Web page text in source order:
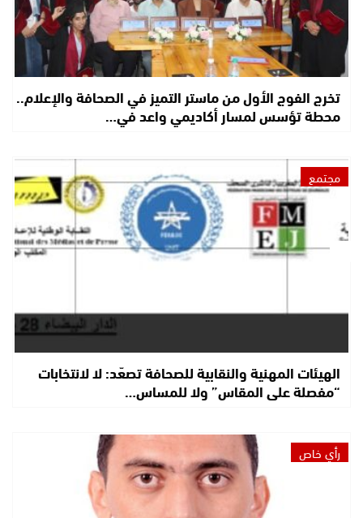
تخرج الفوج الأول من ماستر التميز في الصحافة والإعلام..
محطة تؤسس لمسار أكاديمي واعد في…
مجتمع
الهيئات المهنية والنقابية للصحافة تصعّد: لا لانتخابات
“مفصلة على المقاس” ولا للمساس…
رأي خاص